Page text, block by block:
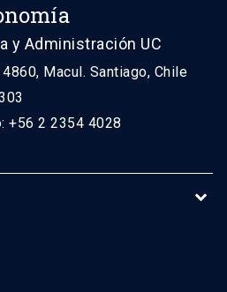
y Administración UC
Macul. Santiago, Chile
+56 2 2354 4028